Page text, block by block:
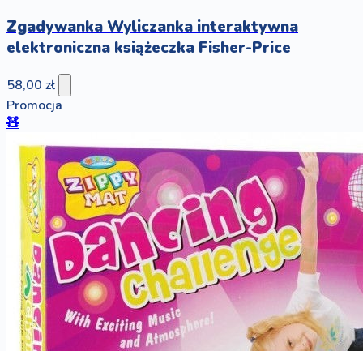
Zgadywanka Wyliczanka interaktywna
elektroniczna książeczka Fisher-Price
58,00 zł
Promocja
🧸